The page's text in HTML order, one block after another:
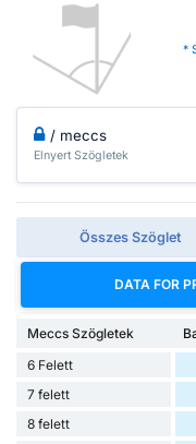
*
/ meccs
Elnyert Szögletek
Összes Szöglet
DATA FOR
Meccs Szögletek
6 Felett
7 felett
8 felett